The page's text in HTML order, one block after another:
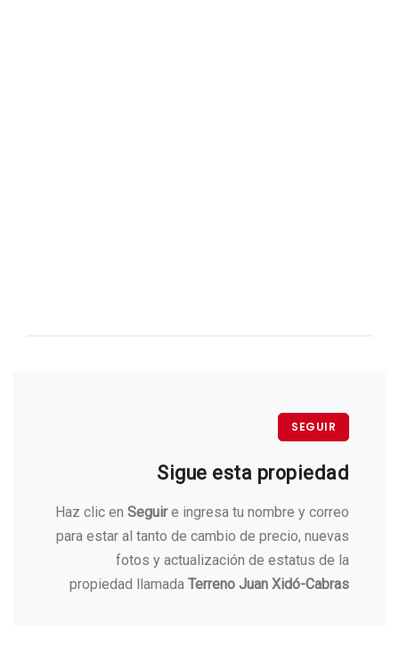
SEGUIR
Sigue esta propiedad
Haz clic en Seguire ingresa tu nombre y correo
para estar al tanto de cambio de precio, nuevas
fotos y actualización de estatus de la
propiedad llamada Terreno Juan Xidó-Cabras